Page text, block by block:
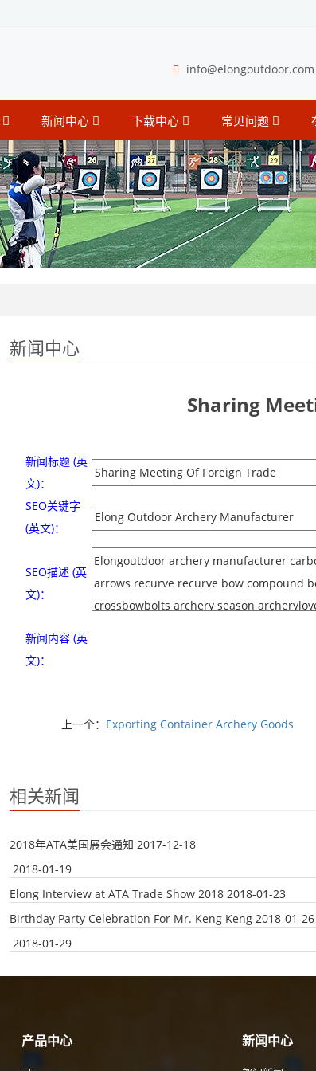
info@elongoutdoor.com
新闻中心 下载中心 常见问题
新闻中心
Sharing
新闻标题 (英
文)：
SEO关键字
(英文)：
SEO描述 (英
文)：
新闻内容 (英
文)：
上一个： Exporting Container Archery Goods
相关新闻
2018年ATA美国展会通知 2017-12-18
2018-01-19
Elong Interview at ATA Trade Show 2018 2018-01-23
Birthday Party Celebration For Mr. Keng Keng 2018-01-26
2018-01-29
产品中心 新闻中心